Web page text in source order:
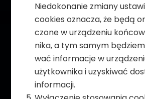
Nie­do­ko­na­nie zmiany
cookies ozna­cza, że będą
czone w urzą­dze­niu
nika, a tym samym
wać infor­ma­cje w
użyt­kow­nika i uzy­ski­wać
informacji.